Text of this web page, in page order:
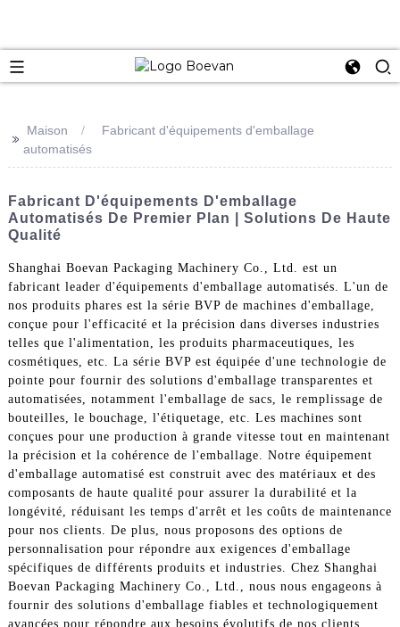
>> Maison
Fabricant d'équipements d'emballage
automatisés
Fabricant D'équipements D'emballage
Automatisés De Premier Plan | Solutions De Haute
Qualité
Shanghai Boevan Packaging Machinery Co., Ltd. est un
fabricant leader d'équipements d'emballage automatisés. L'un de
nos produits phares est la série BVP de machines d'emballage,
conçue pour l'efficacité et la précision dans diverses industries
telles que l'alimentation, les produits pharmaceutiques, les
cosmétiques, etc. La série BVP est équipée d'une technologie de
pointe pour fournir des solutions d'emballage transparentes et
automatisées, notamment l'emballage de sacs, le remplissage de
bouteilles, le bouchage, l'étiquetage, etc. Les machines sont
conçues pour une production à grande vitesse tout en maintenant
la précision et la cohérence de l'emballage. Notre équipement
d'emballage automatisé est construit avec des matériaux et des
composants de haute qualité pour assurer la durabilité et la
longévité, réduisant les temps d'arrêt et les coûts de maintenance
pour nos clients. De plus, nous proposons des options de
personnalisation pour répondre aux exigences d'emballage
spécifiques de différents produits et industries. Chez Shanghai
Boevan Packaging Machinery Co., Ltd., nous nous engageons à
fournir des solutions d'emballage fiables et technologiquement
avancées pour répondre aux besoins évolutifs de nos clients.